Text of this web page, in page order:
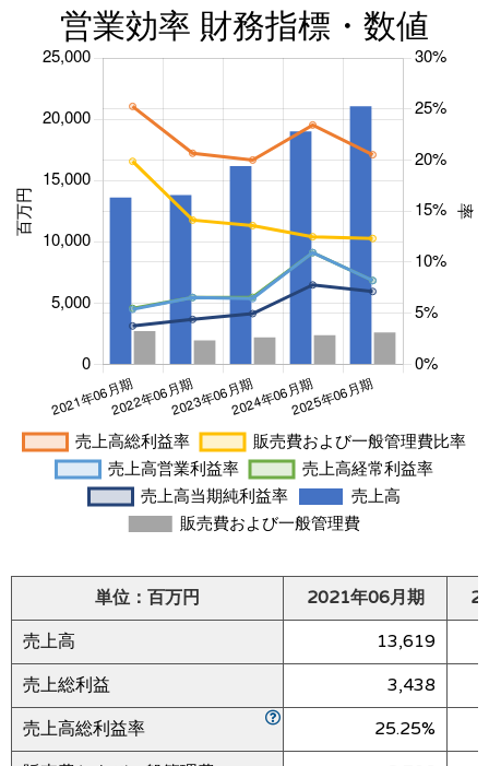
単位：百万円 2021年06月期
売上高
13,619
売上総利益
3,438
売上高総利益率
25.25%